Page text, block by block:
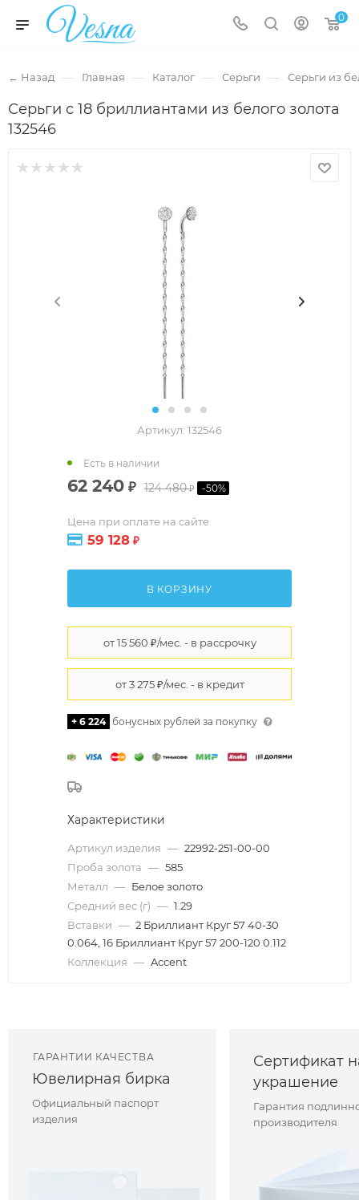
0
← Назад — Главная — Каталог — Серьги — Серьги из
Серьги с 18 бриллиантами из белого золота
132546
Артикул: 132546
62 240 ₽ 124 480₽ -50%
Цена при оплате на сайте
59 128 ₽
Есть в наличии
В КОРЗИНУ
+ 6 224 бонусных рублей за покупку
Характеристики
Артикул изделия — 22992-251-00-00
Проба золота — 585
Металл — Белое золото
Средний вес (г) — 1.29
Вставки — 2 Бриллиант Круг 57 40-30
0.064, 16 Бриллиант Круг 57 200-120 0.112
Коллекция — Accent
ГАРАНТИИ КАЧЕСТВА
Ювелирная бирка
Официальный паспорт
изделия
Сертификат
украшение
Гарантия
производителя